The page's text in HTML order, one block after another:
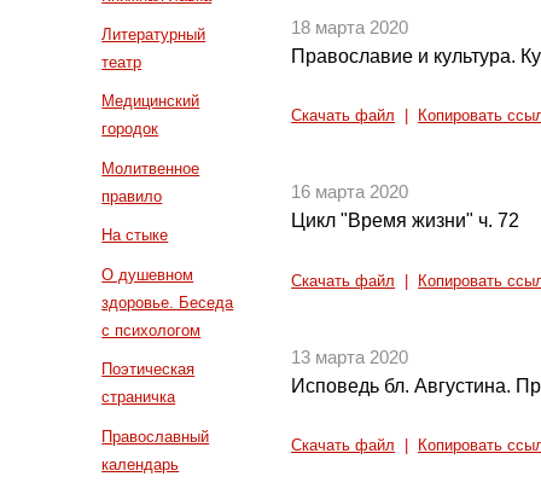
Литературный
театр
Медицинский
городок
Молитвенное
правило
На стыке
О душевном
здоровье. Беседа
с психологом
Поэтическая
страничка
Православный
календарь
18 марта 2020
Православие и культура.
Скачать файл Копировать
16 марта 2020
Цикл "Время жизни" ч. 72
Скачать файл Копировать
13 марта 2020
Исповедь бл. Августина.
Скачать файл Копировать